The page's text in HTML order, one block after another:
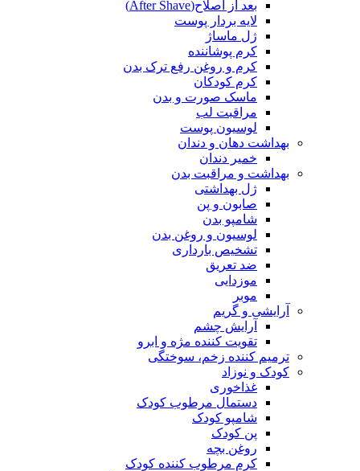
بعد از اصلاح(After Shave)
لایه بردار پوست
ژل ماساژ
کرم پوشاننده
کرم و روغن رفع ترک بدن
کرم کودکان
ماسک صورت و بدن
مراقبت لب
لوسیون پوست
بهداشت دهان و دندان
خمیر دندان
بهداشت و مراقبت بدن
ژل بهداشتی
صابون و پن
شامپو بدن
لوسیون و روغن بدن
تشخیص بارداری
ضد تعریق
موزدایی
موبر
آرایشی و گریم
آرایش چشم
تقویت کننده مژه و ابرو
ترمیم کننده زخم، سوختگی
کودک و نوزاد
غذاخوری
دستمال مرطوب کودک
شامپو کودک
پن کودک
روغن بچه
کرم مرطوب کننده کودک